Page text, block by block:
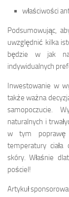
właściwości
Podsumowując,
uwzględnić kilka
będzie w jak
indywidualnych
Inwestowanie w
także ważna
samopoczucie.
naturalnych i
w tym poprawę
temperatury
skóry. Właśnie
pościel!
Artykuł